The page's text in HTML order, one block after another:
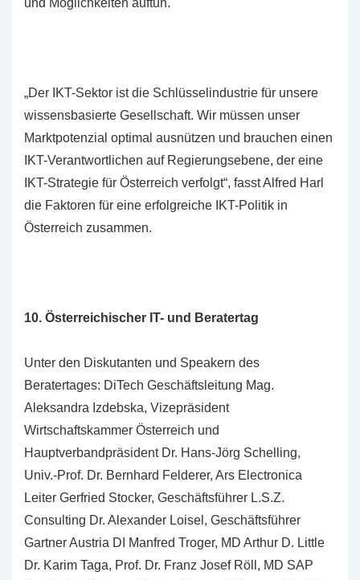
und Möglichkeiten auftun.
„Der IKT-Sektor ist die Schlüsselindustrie für unsere
wissensbasierte Gesellschaft. Wir müssen unser
Marktpotenzial optimal ausnützen und brauchen einen
IKT-Verantwortlichen auf Regierungsebene, der eine
IKT-Strategie für Österreich verfolgt“, fasst Alfred Harl
die Faktoren für eine erfolgreiche IKT-Politik in
Österreich zusammen.
10. Österreichischer IT- und Beratertag
Unter den Diskutanten und Speakern des
Beratertages: DiTech Geschäftsleitung Mag.
Aleksandra Izdebska, Vizepräsident
Wirtschaftskammer Österreich und
Hauptverbandpräsident Dr. Hans-Jörg Schelling,
Univ.-Prof. Dr. Bernhard Felderer, Ars Electronica
Leiter Gerfried Stocker, Geschäftsführer L.S.Z.
Consulting Dr. Alexander Loisel, Geschäftsführer
Gartner Austria DI Manfred Troger, MD Arthur D. Little
Dr. Karim Taga, Prof. Dr. Franz Josef Röll, MD SAP